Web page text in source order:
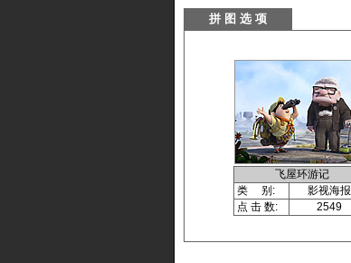
拼 图 选 项
飞屋环游记
类 别:
影视海报
点 击 数:
2549